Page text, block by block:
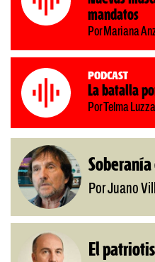
mandatos
Por Mariana
Podcast
La batalla
Por Telma
Por Juano
El